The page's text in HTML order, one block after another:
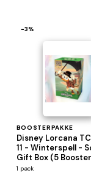
−3%
BOOSTERPAKKE
Disney Lorcana
11 - Winterspell -
Gift Box (5
1 pack